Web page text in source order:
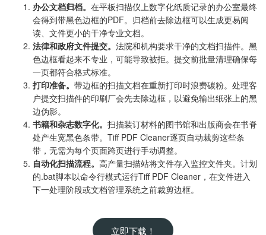
办公文档归档。 在平板扫描仪上数字化纸质记录的办公室最终
会得到带黑色边框的PDF。归档前去除边框可以生成更易阅
读、文件更小的干净专业文档。
法律和政府文件提交。 法院和机构要求干净的文档扫描件。黑
色边框看起来不专业，可能导致被拒。提交前批量清理确保每
一页都符合格式标准。
打印准备。 带边框的扫描文档在重新打印时浪费碳粉。处理客
户提交扫描件的印刷厂会先去除边框，以避免输出纸张上的黑
边伪影。
书籍和杂志数字化。 扫描装订材料的图书馆和出版商会在书脊
处产生宽黑色条带。Tiff PDF Cleaner逐页自动裁剪这些条
带，无需为每个页面跨页进行手动调整。
自动化扫描流程。 高产量扫描站将文件存入监控文件夹。计划
的.bat脚本以命令行模式运行Tiff PDF Cleaner，在文件进入
下一处理阶段或文档管理系统之前裁剪边框。
立即下载！